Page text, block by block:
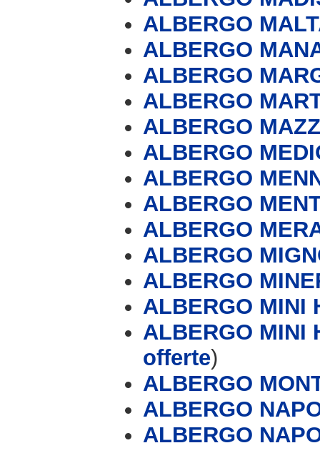
ALBERGO
ALBERGO
ALBERGO
ALBERGO
ALBERGO
ALBERGO
ALBERGO
ALBERGO
ALBERGO
ALBERGO
ALBERGO
ALBERGO MINI
ALBERGO MINI
offerte)
ALBERGO
ALBERGO
ALBERGO